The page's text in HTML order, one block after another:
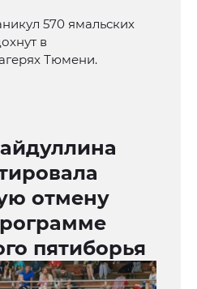
570 ямальских
в
Тюмени.
отмену
пятиборья